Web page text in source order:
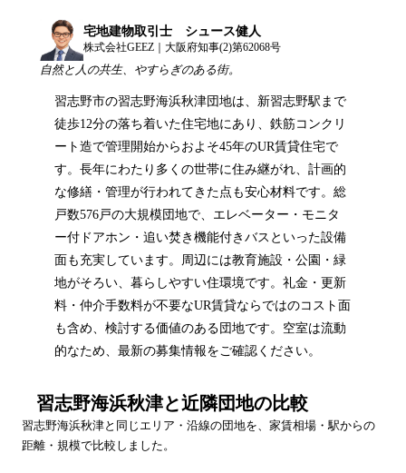
宅地建物取引士 シュース健人
株式会社GEEZ｜大阪府知事(2)第62068号
自然と人の共生、やすらぎのある街。
習志野市の習志野海浜秋津団地は、新習志野駅まで
徒歩12分の落ち着いた住宅地にあり、鉄筋コンクリ
ート造で管理開始からおよそ45年のUR賃貸住宅で
す。長年にわたり多くの世帯に住み継がれ、計画的
な修繕・管理が行われてきた点も安心材料です。総
戸数576戸の大規模団地で、エレベーター・モニタ
ー付ドアホン・追い焚き機能付きバスといった設備
面も充実しています。周辺には教育施設・公園・緑
地がそろい、暮らしやすい住環境です。礼金・更新
料・仲介手数料が不要なUR賃貸ならではのコスト面
も含め、検討する価値のある団地です。空室は流動
的なため、最新の募集情報をご確認ください。
習志野海浜秋津と近隣団地の比較
習志野海浜秋津と同じエリア・沿線の団地を、家賃相場・駅からの
距離・規模で比較しました。